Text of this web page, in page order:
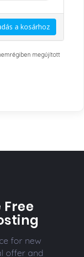
a kosárhoz
megújított
for new
offer and